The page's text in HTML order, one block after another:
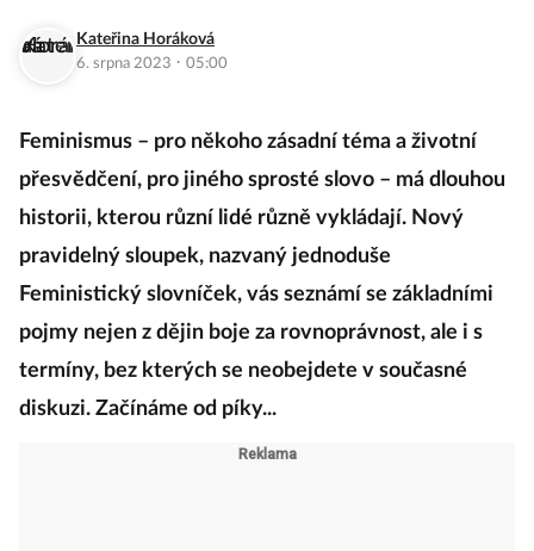
Kateřina Horáková
6. srpna 2023 · 05:00
Feminismus – pro někoho zásadní téma a životní
přesvědčení, pro jiného sprosté slovo – má dlouhou
historii, kterou různí lidé různě vykládají. Nový
pravidelný sloupek, nazvaný jednoduše
Feministický slovníček, vás seznámí se základními
pojmy nejen z dějin boje za rovnoprávnost, ale i s
termíny, bez kterých se neobejdete v současné
diskuzi. Začínáme od píky...